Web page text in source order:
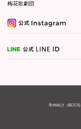
梅花歌劇団
学内向け（BCCS)